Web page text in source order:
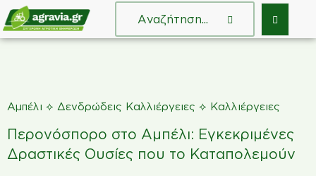
Αμπέλι ⟡ Δενδρώδεις Καλλιέργειες ⟡ Καλλιέργειες
Περονόσπορο στο Αμπέλι: Εγκεκριμένες
Δραστικές Ουσίες που το Καταπολεμούν